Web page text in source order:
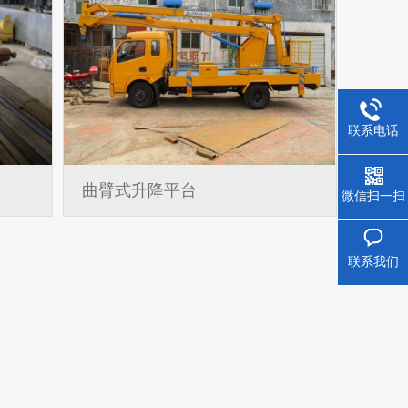
曲臂式升降平台
联系电话
微信扫一扫
联系我们